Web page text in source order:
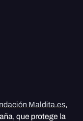
Maldita.es,
que protege la